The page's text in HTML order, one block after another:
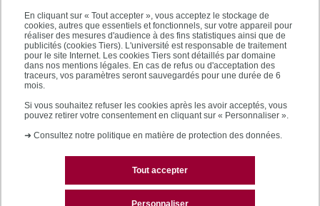
En cliquant sur « Tout accepter », vous acceptez le stockage de
cookies, autres que essentiels et fonctionnels, sur votre appareil pour
réaliser des mesures d'audience à des fins statistiques ainsi que de
publicités (cookies Tiers). L'université est responsable de traitement
pour le site Internet. Les cookies Tiers sont détaillés par domaine
dans nos mentions légales. En cas de refus ou d'acceptation des
traceurs, vos paramètres seront sauvegardés pour une durée de 6
mois.
Si vous souhaitez refuser les cookies après les avoir acceptés, vous
pouvez retirer votre consentement en cliquant sur « Personnaliser ».
➜ Consultez notre politique en matière de protection des données.
Tout accepter
LES BU SUR...
Mentions légales